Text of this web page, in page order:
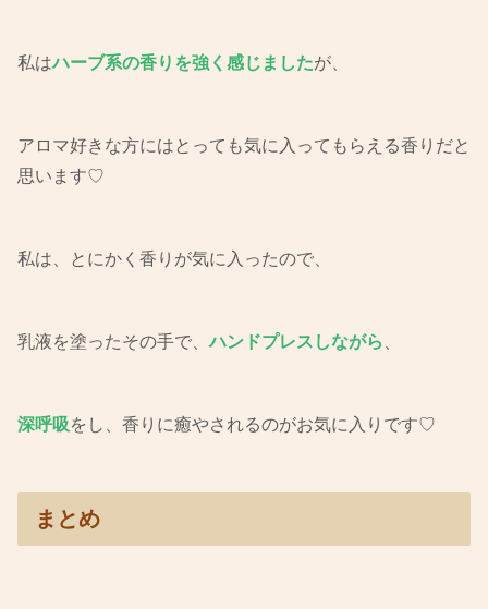
私はハーブ系の香りを強く感じましたが、
アロマ好きな方にはとっても気に入ってもらえる香りだと
思います♡
私は、とにかく香りが気に入ったので、
乳液を塗ったその手で、ハンドプレスしながら
深呼吸をし、香りに癒やされるのがお気に入りです♡
まとめ